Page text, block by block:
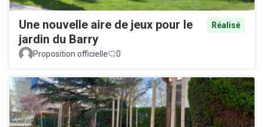
Une nouvelle aire de jeux pour le
jardin du Barry
Réalisé
Proposition officielle 0